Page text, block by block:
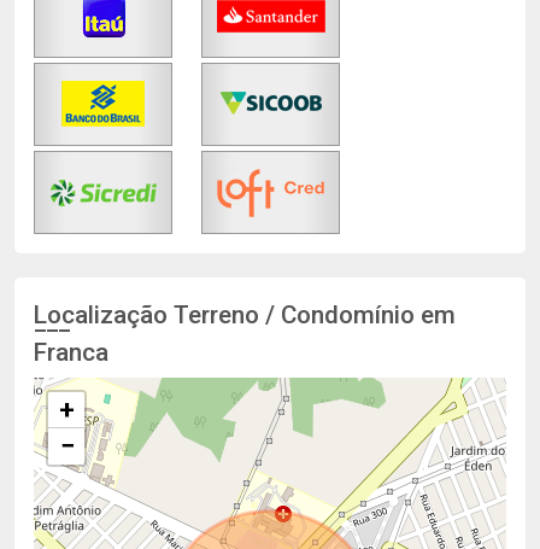
Localização Terreno / Condomínio em
Franca
+
−